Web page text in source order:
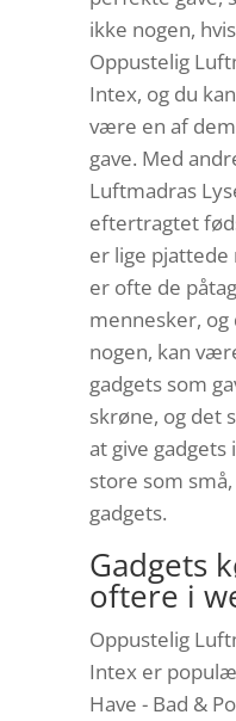
ikke nogen,
Oppustelig
Intex, og du
være en af
gave. Med
Luftmadras
eftertragtet
er lige pjattede
er ofte de
mennesker,
nogen, kan
gadgets som
skrøne, og det
at give gadgets
store som
gadgets.
Gadgets
oftere i
Oppustelig
Intex er
Have - Bad &